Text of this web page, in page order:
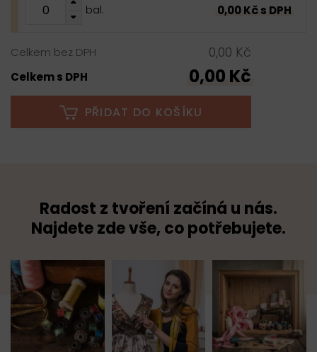
bal. 0,00 Kč s DPH
Celkem bez DPH 0,00 Kč
Celkem s DPH 0,00 Kč
PŘIDAT DO KOŠÍKU
Radost z tvoření začíná u nás.
Najdete zde vše, co potřebujete.